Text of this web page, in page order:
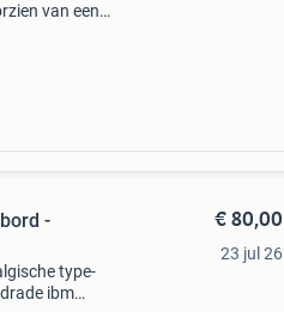
van een
-
type-
ibm
€ 80,00
23 jul 26